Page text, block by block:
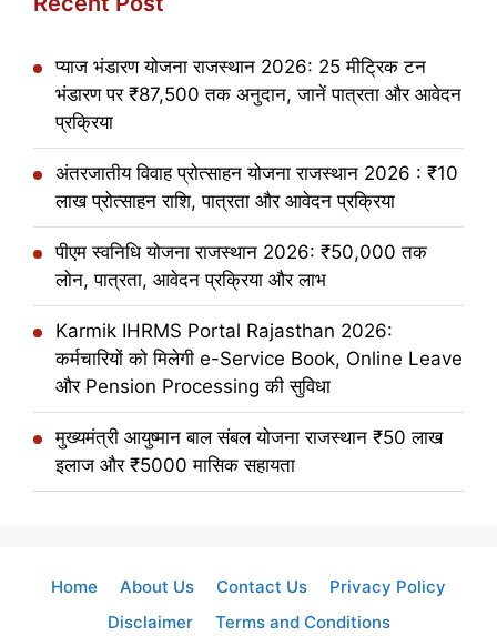
प्याज भंडारण योजना राजस्थान 2026: 25 मीट्रिक टन
भंडारण पर ₹87,500 तक अनुदान, जानें पात्रता और आवेदन
प्रक्रिया
अंतरजातीय विवाह प्रोत्साहन योजना राजस्थान 2026 : ₹10
लाख प्रोत्साहन राशि, पात्रता और आवेदन प्रक्रिया
पीएम स्वनिधि योजना राजस्थान 2026: ₹50,000 तक
लोन, पात्रता, आवेदन प्रक्रिया और लाभ
Karmik IHRMS Portal Rajasthan 2026:
कर्मचारियों को मिलेगी e-Service Book, Online Leave
और Pension Processing की सुविधा
मुख्यमंत्री आयुष्मान बाल संबल योजना राजस्थान ₹50 लाख
इलाज और ₹5000 मासिक सहायता
Home About Us Contact Us
Privacy Policy
Disclaimer
Terms and Conditions